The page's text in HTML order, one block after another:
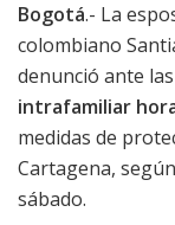
Bogotá.- La
colombiano
denunció ante
intrafamiliar
medidas de
Cartagena,
sábado.